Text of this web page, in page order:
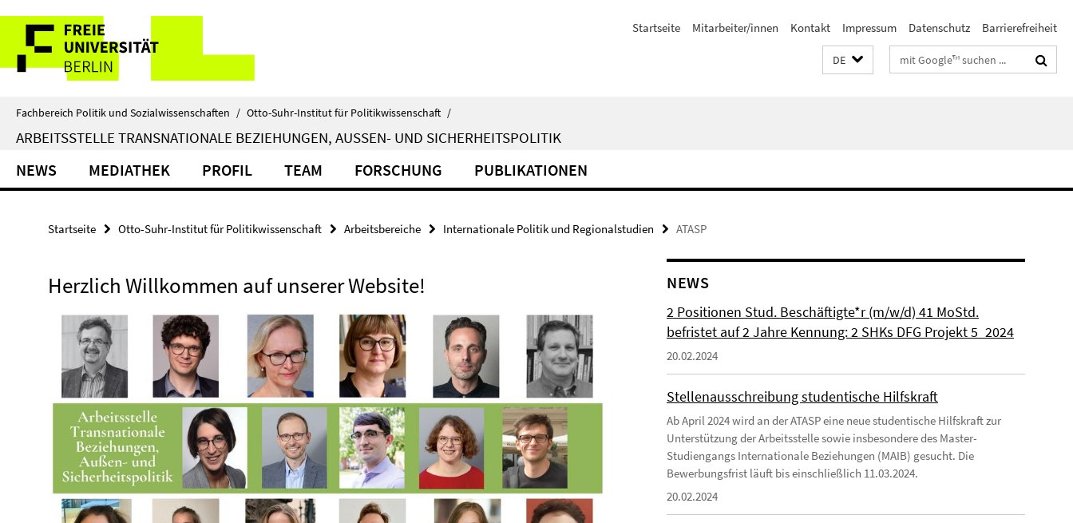
direkt
Inhalt
Service-
Navigation
Startseite Mitarbeiter/innen Kontakt Impressum Datenschutz Barrierefreiheit
DE Suchbegriffe
Fachbereich Politik und Sozialwissenschaften / Otto-Suhr-Institut für Politikwissenschaft /
ARBEITSSTELLE TRANSNATIONALE BEZIEHUNGEN, AUSSEN- UND SICHERHEITSPOLITIK
NEWS MEDIATHEK PROFIL TEAM FORSCHUNG PUBLIKATIONEN
Startseite Otto-Suhr-Institut für Politikwissenschaft Arbeitsbereiche Internationale Politik und Regionalstudien ATASP
Herzlich Willkommen auf unserer Website! NEWS
2 Positionen Stud. Beschäftigte*r (m/w/d) 41 MoStd.
befristet auf 2 Jahre Kennung: 2 SHKs DFG Projekt 5_2024
20.02.2024
Stellenausschreibung studentische Hilfskraft
Ab April 2024 wird an der ATASP eine neue studentische Hilfskraft zur
Unterstützung der Arbeitsstelle sowie insbesondere des Master-
Studiengangs Internationale Beziehungen (MAIB) gesucht. Die
Bewerbungsfrist läuft bis einschließlich 11.03.2024.
20.02.2024